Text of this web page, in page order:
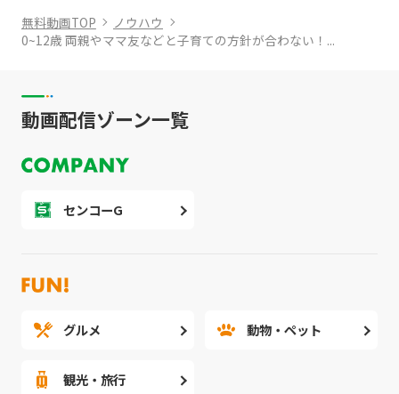
無料動画TOP
ノウハウ
0~12歳 両親やママ友などと子育ての方針が合わない！...
動画配信ゾーン一覧
センコーG
グルメ 動物・ペット
観光・旅行